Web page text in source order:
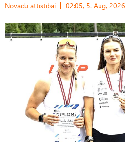
Novadu attīstībai 02:05, 5. Aug, 2026